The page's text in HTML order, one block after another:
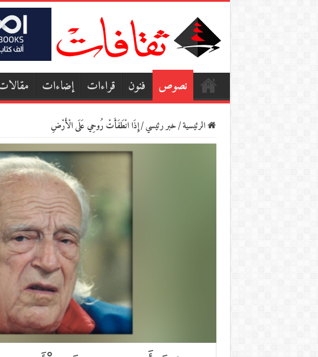
نصوص فنون قراءات إضاءات
الرئيسية/خبر رئيسي/إِذَا انْطَفَأَتْ رُوحِي عَلَى الْأَرْضِ